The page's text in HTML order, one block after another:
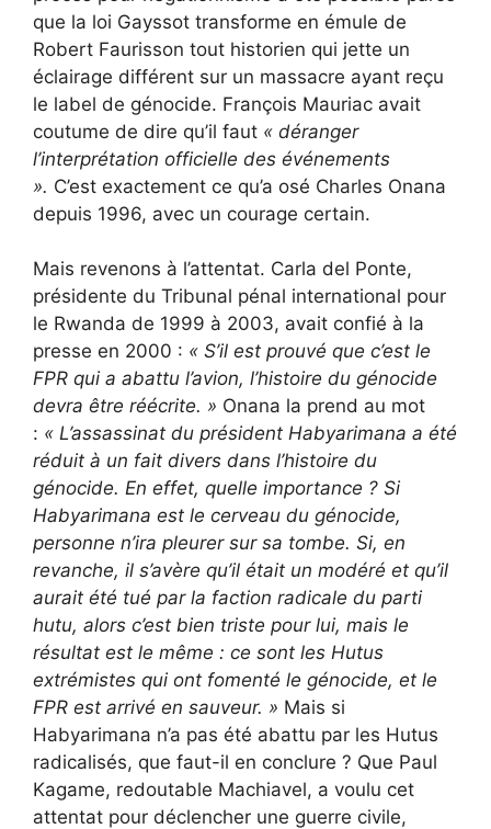
que la loi Gayssot transforme en émule de
Robert Faurisson tout historien qui jette un
éclairage différent sur un massacre ayant reçu
le label de génocide. François Mauriac avait
coutume de dire qu’il faut « déranger
l’interprétation officielle des événements
». C’est exactement ce qu’a osé Charles Onana
depuis 1996, avec un courage certain.
Mais revenons à l’attentat. Carla del Ponte,
présidente du Tribunal pénal international pour
le Rwanda de 1999 à 2003, avait confié à la
presse en 2000 : « S’il est prouvé que c’est le
FPR qui a abattu l’avion, l’histoire du génocide
devra être réécrite. » Onana la prend au mot
: « L’assassinat du président Habyarimana a été
réduit à un fait divers dans l’histoire du
génocide. En effet, quelle importance ? Si
Habyarimana est le cerveau du génocide,
personne n’ira pleurer sur sa tombe. Si, en
revanche, il s’avère qu’il était un modéré et qu’il
aurait été tué par la faction radicale du parti
hutu, alors c’est bien triste pour lui, mais le
résultat est le même : ce sont les Hutus
extrémistes qui ont fomenté le génocide, et le
FPR est arrivé en sauveur. » Mais si
Habyarimana n’a pas été abattu par les Hutus
radicalisés, que faut-il en conclure ? Que Paul
Kagame, redoutable Machiavel, a voulu cet
attentat pour déclencher une guerre civile,